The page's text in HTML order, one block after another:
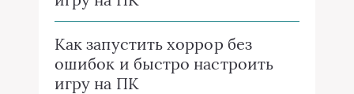
Как запустить хоррор без
ошибок и быстро настроить
игру на ПК